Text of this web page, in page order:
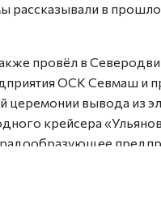
рассказывали в
провёл в
ОСК Севмаш и
церемонии вывода из
крейсера